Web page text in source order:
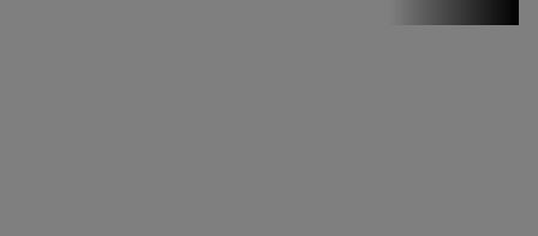
Stirile PRO TV